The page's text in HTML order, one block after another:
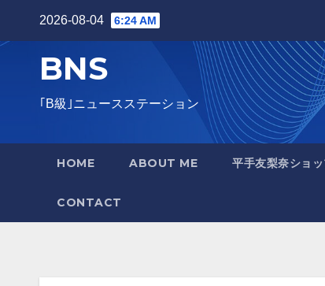
2026-08-04 6:24 AM
BNS
｢B級｣ニュースステーション
HOME ABOUT ME 平手友梨奈ショ
CONTACT